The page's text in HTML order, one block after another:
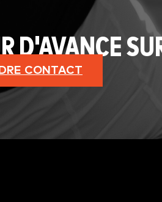
D'AVANCE
CONTACT